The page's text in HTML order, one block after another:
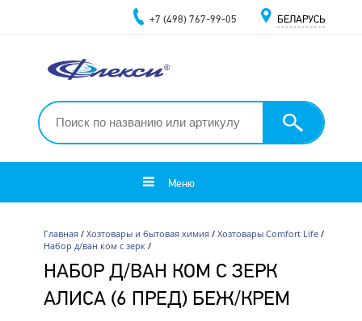
+7 (498) 767-99-05 БЕЛАРУСЬ
Меню
Главная/ Хозтовары и бытовая химия/ Хозтовары Comfort Life/
Набор д/ван ком с зерк /
НАБОР Д/ВАН КОМ С ЗЕРК
АЛИСА (6 ПРЕД) БЕЖ/КРЕМ